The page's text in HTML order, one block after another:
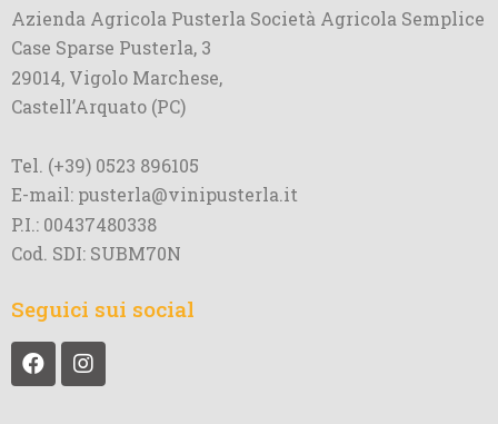
Azienda Agricola Pusterla Società Agricola Semplice
Case Sparse Pusterla, 3
29014, Vigolo Marchese,
Castell’Arquato (PC)
Tel. (+39) 0523 896105
E-mail: pusterla@vinipusterla.it
P.I.: 00437480338
Cod. SDI: SUBM70N
Seguici sui social